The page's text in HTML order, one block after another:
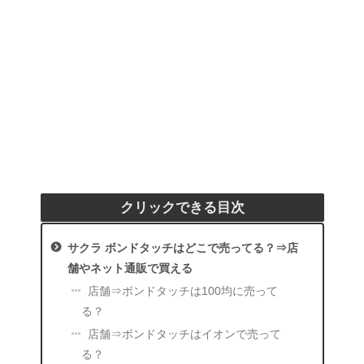
クリックできる目次
サクラ ボンドタッチはどこで売ってる？⇒店
舗やネット通販で買える
店舗⇒ボンドタッチは100均に売って
る？
店舗⇒ボンドタッチはイオンで売って
る？